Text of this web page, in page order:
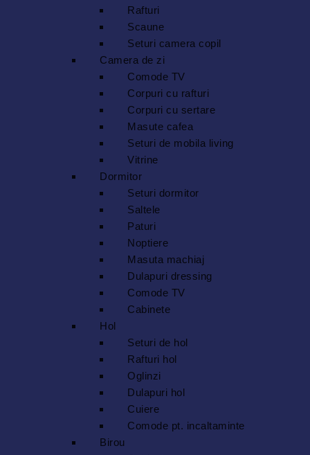
Rafturi
Scaune
Seturi camera copil
Camera de zi
Comode TV
Corpuri cu rafturi
Corpuri cu sertare
Masute cafea
Seturi de mobila living
Vitrine
Dormitor
Seturi dormitor
Saltele
Paturi
Noptiere
Masuta machiaj
Dulapuri dressing
Comode TV
Cabinete
Hol
Seturi de hol
Rafturi hol
Oglinzi
Dulapuri hol
Cuiere
Comode pt. incaltaminte
Birou